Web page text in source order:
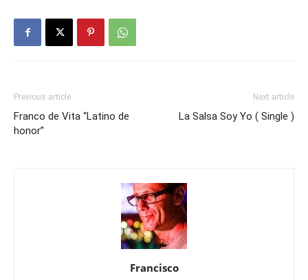
Previous article
Franco de Vita “Latino de
honor”
Next article
La Salsa Soy Yo ( Single )
Francisco